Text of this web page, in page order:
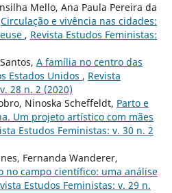
Mello, Ana Paula Pereira da
Circulação e vivência nas cidades:
, Revista Estudos Feministas:
A família no centro das
Estados Unidos , Revista
28 n. 2 (2020)
Ninoska Scheffeldt, Parto e
Um projeto artístico com mães
Estudos Feministas: v. 30 n. 2
Fernanda Wanderer,
no campo científico: uma análise
Estudos Feministas: v. 29 n.